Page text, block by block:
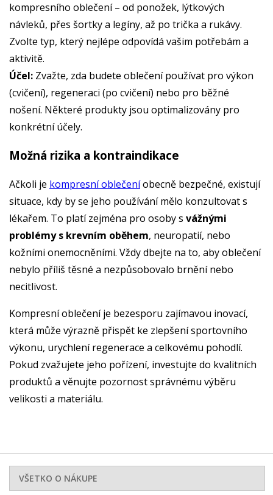
kompresního oblečení – od ponožek, lýtkových
návleků, přes šortky a legíny, až po trička a rukávy.
Zvolte typ, který nejlépe odpovídá vašim potřebám a
aktivitě.
Účel: Zvažte, zda budete oblečení používat pro výkon
(cvičení), regeneraci (po cvičení) nebo pro běžné
nošení. Některé produkty jsou optimalizovány pro
konkrétní účely.
Možná rizika a kontraindikace
Ačkoli je kompresní oblečeníobecně bezpečné, existují
situace, kdy by se jeho používání mělo konzultovat s
lékařem. To platí zejména pro osoby s vážnými
problémy s krevním oběhem, neuropatií, nebo
kožními onemocněními. Vždy dbejte na to, aby oblečení
nebylo příliš těsné a nezpůsobovalo brnění nebo
necitlivost.
Kompresní oblečení je bezesporu zajímavou inovací,
která může výrazně přispět ke zlepšení sportovního
výkonu, urychlení regenerace a celkovému pohodlí.
Pokud zvažujete jeho pořízení, investujte do kvalitních
produktů a věnujte pozornost správnému výběru
velikosti a materiálu.
VŠETKO O NÁKUPE